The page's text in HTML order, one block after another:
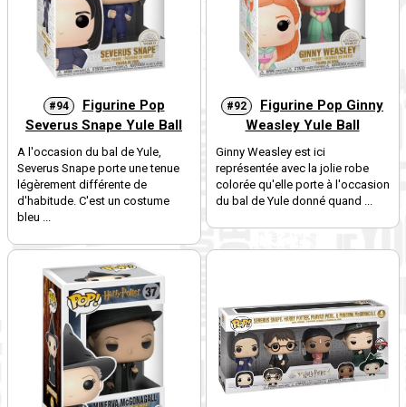
#94
Figurine Pop
Severus Snape Yule Ball
A l'occasion du bal de Yule,
Severus Snape porte une tenue
légèrement différente de
d'habitude. C'est un costume
bleu ...
#92
Figurine Pop Ginny
Weasley Yule Ball
Ginny Weasley est ici
représentée avec la jolie robe
colorée qu'elle porte à l'occasion
du bal de Yule donné quand ...